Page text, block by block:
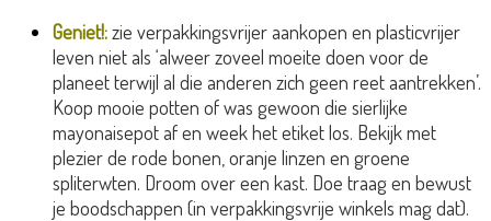
Geniet!:zie verpakkingsvrijer aankopen en plasticvrijer
leven niet als ‘alweer zoveel moeite doen voor de
planeet terwijl al die anderen zich geen reet aantrekken’.
Koop mooie potten of was gewoon die sierlijke
mayonaisepot af en week het etiket los. Bekijk met
plezier de rode bonen, oranje linzen en groene
spliterwten. Droom over een kast. Doe traag en bewust
je boodschappen (in verpakkingsvrije winkels mag dat).